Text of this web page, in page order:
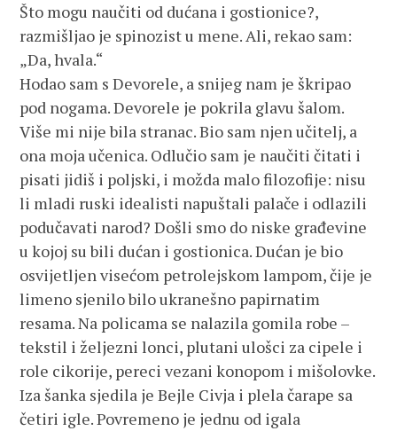
Što mogu naučiti od dućana i gostionice?,
razmišljao je spinozist u mene. Ali, rekao sam:
„Da, hvala.“
Hodao sam s Devorele, a snijeg nam je škripao
pod nogama. Devorele je pokrila glavu šalom.
Više mi nije bila stranac. Bio sam njen učitelj, a
ona moja učenica. Odlučio sam je naučiti čitati i
pisati jidiš i poljski, i možda malo filozofije: nisu
li mladi ruski idealisti napuštali palače i odlazili
podučavati narod? Došli smo do niske građevine
u kojoj su bili dućan i gostionica. Dućan je bio
osvijetljen visećom petrolejskom lampom, čije je
limeno sjenilo bilo ukranešno papirnatim
resama. Na policama se nalazila gomila robe –
tekstil i željezni lonci, plutani ulošci za cipele i
role cikorije, pereci vezani konopom i mišolovke.
Iza šanka sjedila je Bejle Civja i plela čarape sa
četiri igle. Povremeno je jednu od igala